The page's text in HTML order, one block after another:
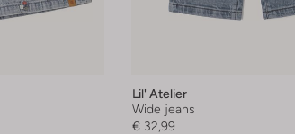
Lil' Atelier
Wide jeans
€ 32,99